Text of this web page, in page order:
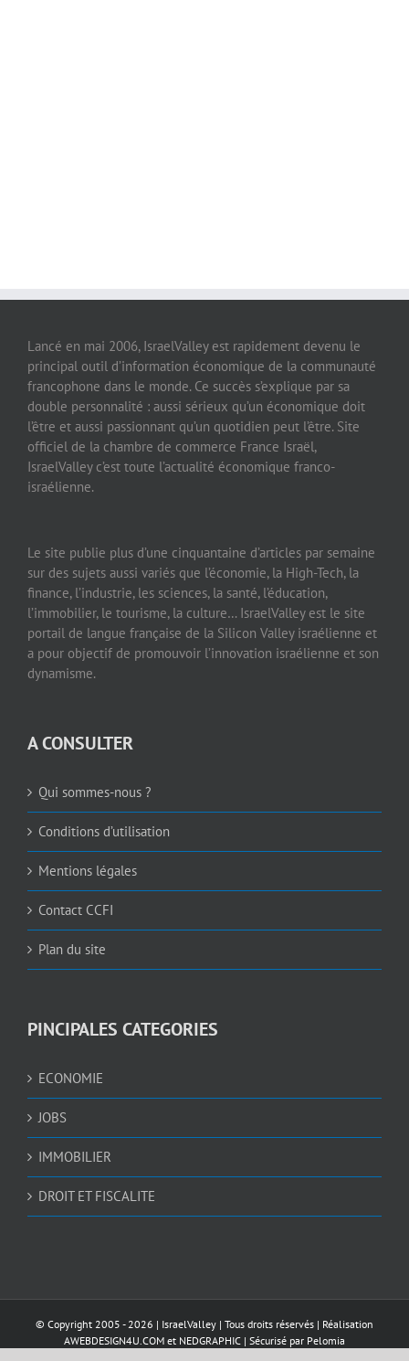
Lancé en mai 2006, IsraelValley est rapidement devenu le
principal outil d’information économique de la communauté
francophone dans le monde. Ce succès s’explique par sa
double personnalité : aussi sérieux qu’un économique doit
l’être et aussi passionnant qu’un quotidien peut l’être. Site
officiel de la chambre de commerce France Israël,
IsraelValley c’est toute l’actualité économique franco-
israélienne.
Le site publie plus d’une cinquantaine d’articles par semaine
sur des sujets aussi variés que l’économie, la High-Tech, la
finance, l’industrie, les sciences, la santé, l’éducation,
l’immobilier, le tourisme, la culture… IsraelValley est le site
portail de langue française de la Silicon Valley israélienne et
a pour objectif de promouvoir l’innovation israélienne et son
dynamisme.
A CONSULTER
Qui sommes-nous ?
Conditions d’utilisation
Mentions légales
Contact CCFI
Plan du site
PINCIPALES CATEGORIES
ECONOMIE
JOBS
IMMOBILIER
DROIT ET FISCALITE
© Copyright 2005 -2026 | IsraelValley | Tous droits réservés | Réalisation
AWEBDESIGN4U.COM et NEDGRAPHIC | Sécurisé par Pelomia